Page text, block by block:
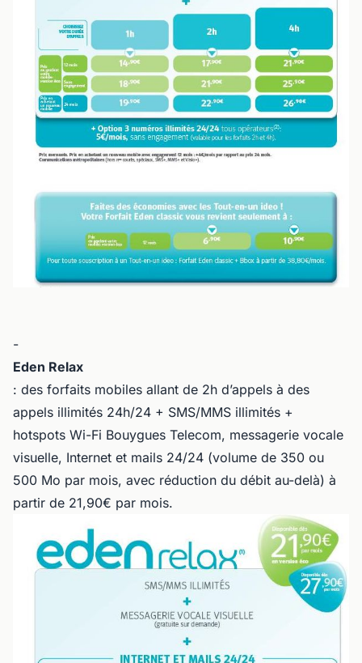
-
Eden Relax
: des forfaits mobiles allant de 2h d’appels à des
appels illimités 24h/24 + SMS/MMS illimités +
hotspots Wi-Fi Bouygues Telecom, messagerie vocale
visuelle, Internet et mails 24/24 (volume de 350 ou
500 Mo par mois, avec réduction du débit au-delà) à
partir de 21,90€ par mois.